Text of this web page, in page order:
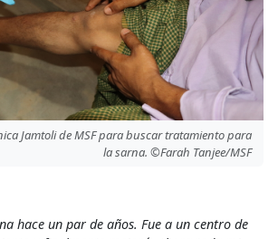
Jamtoli de MSF para buscar tratamiento para
la sarna. ©Farah Tanjee/MSF
hace un par de años. Fue a un centro de